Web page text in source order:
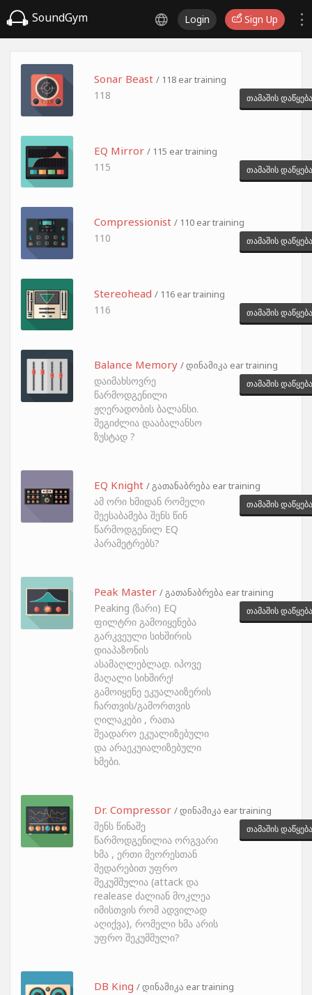
SoundGym Login Sign Up
Sonar Beast / 118 ear training
118 თამაშის დაწყება
EQ Mirror / 115 ear training
115 თამაშის დაწყება
Compressionist / 110 ear training
110 თამაშის დაწყება
Stereohead / 116 ear training
116 თამაშის დაწყება
Balance Memory / დინამიკა ear training
დაიმახსოვრე
წარმოდგენილი
ჟღერადობის ბალანსი.
შეგიძლია დააბალანსო
ზუსტად ?
თამაშის დაწყება
EQ Knight / გათანაბრება ear training
ამ ორი ხმიდან რომელი
შეესაბამება შენს წინ
წარმოდგენილ EQ
პარამეტრებს?
თამაშის დაწყება
Peak Master / გათანაბრება ear training
Peaking (ზარი) EQ
ფილტრი გამოიყენება
გარკვეული სიხშირის
დიაპაზონის
ასამაღლებლად. იპოვე
მაღალი სიხშირე!
გამოიყენე ეკუალაიზერის
ჩართვის/გამორთვის
ღილაკები , რათა
შეადარო ეკუალიზებული
და არაეკუიალიზებული
ხმები.
თამაშის დაწყება
Dr. Compressor / დინამიკა ear training
შენს წინაშე
წარმოდგენილია ორგვარი
ხმა , ერთი მეორესთან
შედარებით უფრო
შეკუმშულია (attack და
realease ძალიან მოკლეა
იმისთვის რომ ადვილად
აღიქვა), რომელი ხმა არის
უფრო შეკუმშული?
თამაშის დაწყება
DB King / დინამიკა ear training